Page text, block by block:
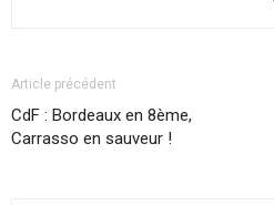
Article précédent
CdF : Bordeaux en 8ème,
Carrasso en sauveur !